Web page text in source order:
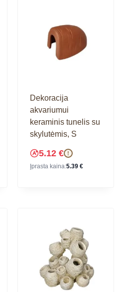
Dekoracija
akvariumui
keraminis tunelis su
skylutėmis, S
5.12 € !
Įprasta kaina:5.39 €